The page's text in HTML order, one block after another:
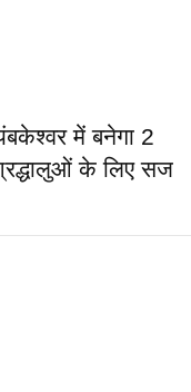
में बनेगा 2
के लिए सज